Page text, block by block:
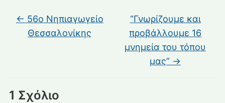
← 56ο Νηπιαγωγείο
Θεσσαλονίκης
“Γνωρίζουμε και
προβάλλουμε 16
μνημεία του τόπου
μας” →
1 Σχόλιο